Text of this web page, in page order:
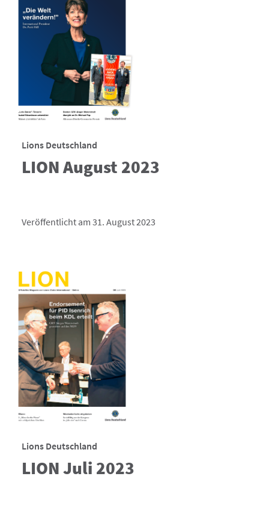
Lions Deutschland
LION August 2023
Veröffentlicht am 31. August 2023
Lions Deutschland
LION Juli 2023